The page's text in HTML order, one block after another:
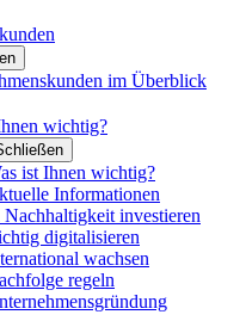
im Überblick
wichtig?
ist Ihnen wichtig?
Informationen
Nachhaltigkeit investieren
digitalisieren
wachsen
regeln